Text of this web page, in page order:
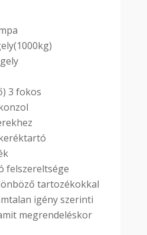
3 fokos
felszereltsége
tartozékokkal
igény szerinti
megrendeléskor